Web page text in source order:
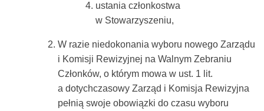
ustania członkostwa
w Stowarzyszeniu,
W razie niedokonania wyboru nowego Zarządu
i Komisji Rewizyjnej na Walnym Zebraniu
Członków, o którym mowa w ust. 1 lit.
a dotychczasowy Zarząd i Komisja Rewizyjna
pełnią swoje obowiązki do czasu wyboru